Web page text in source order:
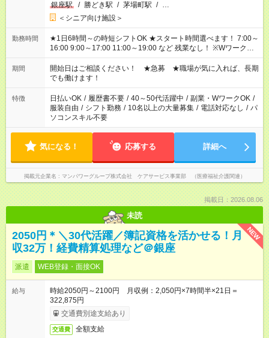
銀座駅
/ 勝どき駅 / 茅場町駅 / …
＜シニア向け施設＞
勤務時間
★1日6時間～の時短シフトOK ★スタート時間選べます！ 7:00～
16:00 9:00～17:00 11:00～19:00 など 残業なし！ ※Wワークの
場合、他のお仕事と合わせ週40時間超の就業はご案内できませ
ん ※法令に基づき、週20時間以上勤務は社会保険への加入対象
となります ※労働者派遣法（日雇い派遣の原則禁止）により、
短時間・短期間の就業はご案内が難しい場合があります
期間
開始日はご相談ください！ ★急募 ★職場が気に入れば、長期
でも働けます！
特徴 日払いOK / 履歴書不要 / 40～50代活躍中 / 副業・WワークOK /
服装自由 / シフト勤務 / 10名以上の大量募集 / 電話対応なし / パ
ソコンスキル不要
気になる！ 応募する 詳細へ
掲載元企業名 マンパワーグループ株式会社 ケアサービス事業部 （医療福祉介護関連）
掲載日：2026.08.06
未読
NEW
2050円＊＼30代活躍／簿記資格を活かせる！月
収32万！経費精算処理など＠銀座
派遣 WEB登録・面接OK
給与
時給2050円～2100円 月収例：2,050円×7時間半×21日＝
322,875円
交通費別途支給あり
交通費 全額支給